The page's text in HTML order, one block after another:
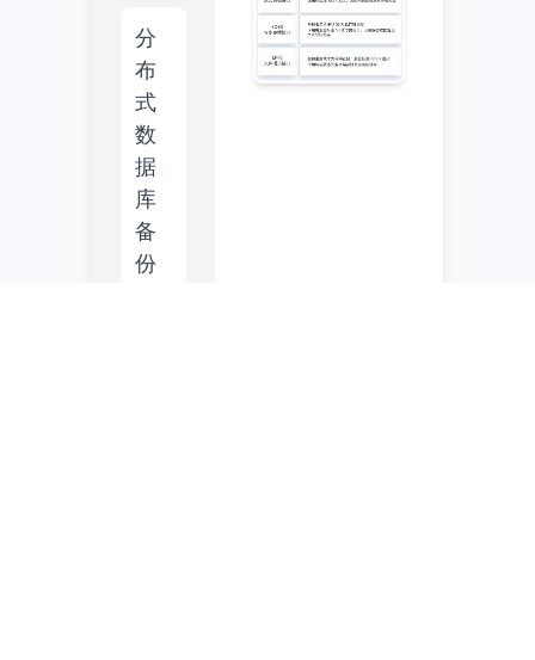
分
布
式
数
据
库
备
份